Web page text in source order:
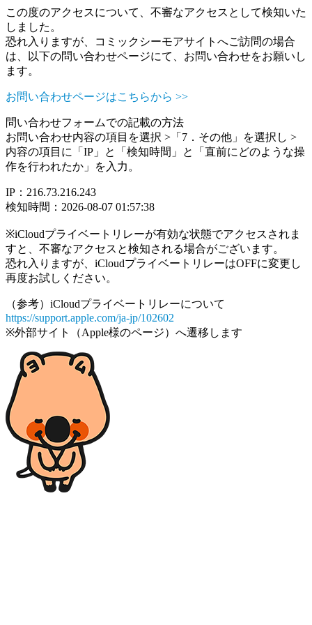
この度のアクセスについて、不審なアクセスとして検知いた
しました。
恐れ入りますが、コミックシーモアサイトへご訪問の場合
は、以下の問い合わせページにて、お問い合わせをお願いし
ます。
お問い合わせページはこちらから >>
問い合わせフォームでの記載の方法
お問い合わせ内容の項目を選択 >「7．その他」を選択し >
内容の項目に「IP」と「検知時間」と「直前にどのような操
作を行われたか」を入力。
IP：216.73.216.243
検知時間：2026-08-07 01:57:38
※iCloudプライベートリレーが有効な状態でアクセスされま
すと、不審なアクセスと検知される場合がございます。
恐れ入りますが、iCloudプライベートリレーはOFFに変更し
再度お試しください。
（参考）iCloudプライベートリレーについて
https://support.apple.com/ja-jp/102602
※外部サイト（Apple様のページ）へ遷移します